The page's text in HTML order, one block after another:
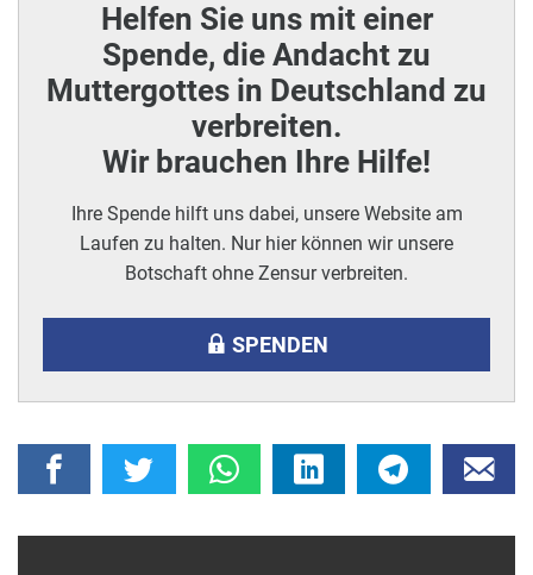
Helfen Sie uns mit einer
Spende, die Andacht zu
Muttergottes in Deutschland zu
verbreiten.
Wir brauchen Ihre Hilfe!
Ihre Spende hilft uns dabei, unsere Website am
Laufen zu halten. Nur hier können wir unsere
Botschaft ohne Zensur verbreiten.
SPENDEN